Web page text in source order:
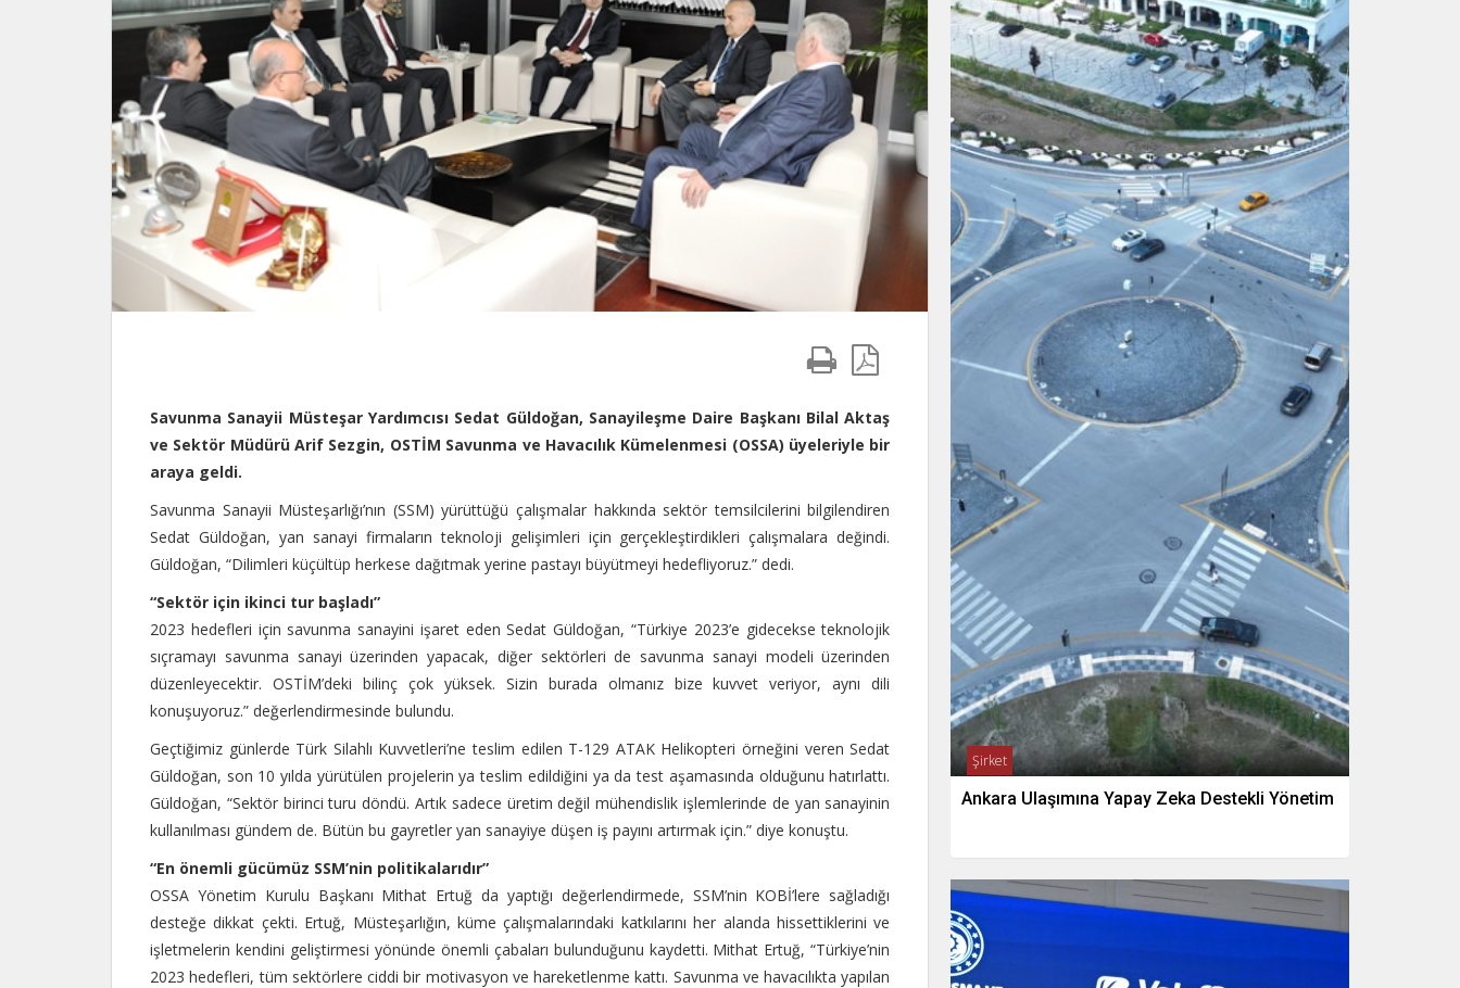
Savunma Sanayii Müsteşar Yardımcısı Sedat Güldoğan, Sanayileşme Daire Başkanı Bilal Aktaş
ve Sektör Müdürü Arif Sezgin, OSTİM Savunma ve Havacılık Kümelenmesi (OSSA) üyeleriyle bir
araya geldi.
Savunma Sanayii Müsteşarlığı’nın (SSM) yürüttüğü çalışmalar hakkında sektör temsilcilerini bilgilendiren
Sedat Güldoğan, yan sanayi firmaların teknoloji gelişimleri için gerçekleştirdikleri çalışmalara değindi.
Güldoğan, “Dilimleri küçültüp herkese dağıtmak yerine pastayı büyütmeyi hedefliyoruz.” dedi.
“Sektör için ikinci tur başladı”
2023 hedefleri için savunma sanayini işaret eden Sedat Güldoğan, “Türkiye 2023’e gidecekse teknolojik
sıçramayı savunma sanayi üzerinden yapacak, diğer sektörleri de savunma sanayi modeli üzerinden
düzenleyecektir. OSTİM’deki bilinç çok yüksek. Sizin burada olmanız bize kuvvet veriyor, aynı dili
konuşuyoruz.” değerlendirmesinde bulundu.
Geçtiğimiz günlerde Türk Silahlı Kuvvetleri’ne teslim edilen T-129 ATAK Helikopteri örneğini veren Sedat
Güldoğan, son 10 yılda yürütülen projelerin ya teslim edildiğini ya da test aşamasında olduğunu hatırlattı.
Güldoğan, “Sektör birinci turu döndü. Artık sadece üretim değil mühendislik işlemlerinde de yan sanayinin
kullanılması gündem de. Bütün bu gayretler yan sanayiye düşen iş payını artırmak için.” diye konuştu.
“En önemli gücümüz SSM’nin politikalarıdır”
OSSA Yönetim Kurulu Başkanı Mithat Ertuğ da yaptığı değerlendirmede, SSM’nin KOBİ’lere sağladığı
desteğe dikkat çekti. Ertuğ, Müsteşarlığın, küme çalışmalarındaki katkılarını her alanda hissettiklerini ve
işletmelerin kendini geliştirmesi yönünde önemli çabaları bulunduğunu kaydetti. Mithat Ertuğ, “Türkiye’nin
2023 hedefleri, tüm sektörlere ciddi bir motivasyon ve hareketlenme kattı. Savunma ve havacılıkta yapılan
Şirket
Ankara Ulaşımına Yapay Zeka Destekli Yönetim